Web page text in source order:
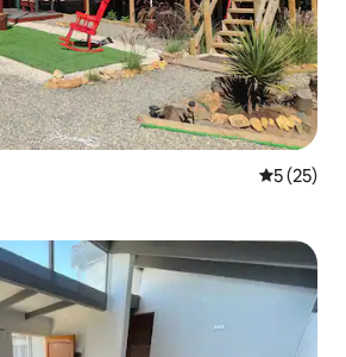
5 de uma
5 (25)